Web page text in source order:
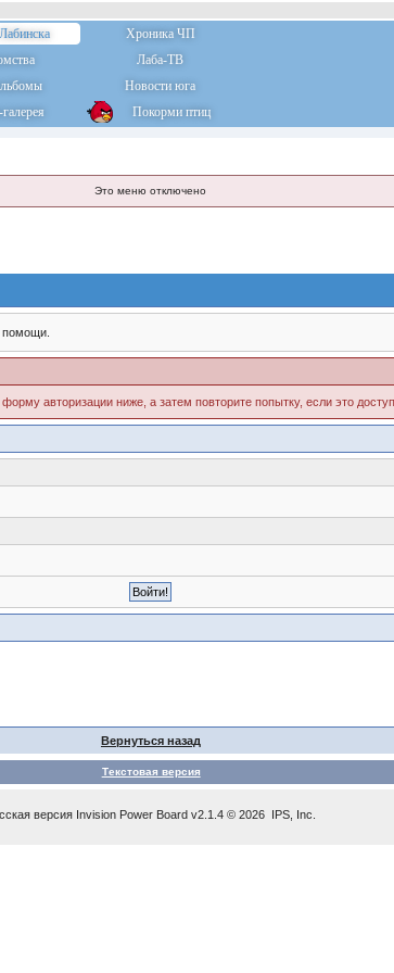
Хроника ЧП
Лаба-ТВ
Новости юга
Покорми птиц
Это меню отключено
помощи.
авторизации ниже, а затем повторите попытку, если это
Вернуться назад
Текстовая версия
версия Invision Power Board v2.1.4 © 2026 IPS, Inc.